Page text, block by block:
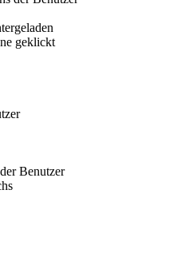
geklickt
Benutzer